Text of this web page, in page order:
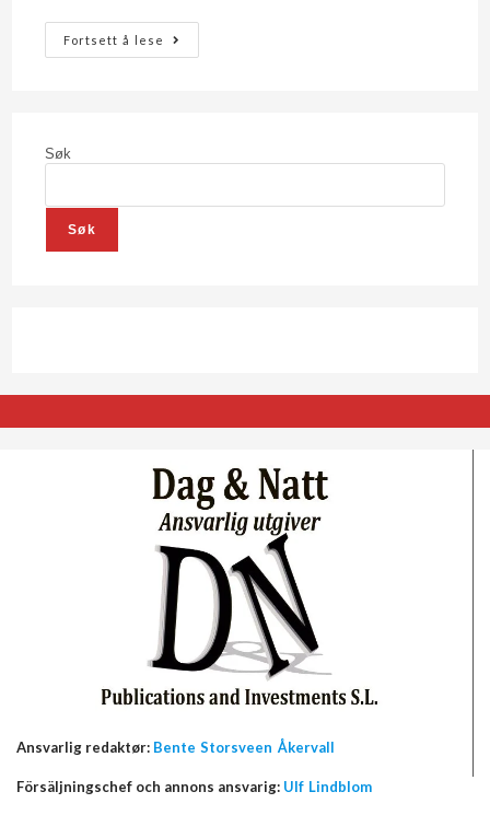
Fortsett å lese
Søk
Søk
Ansvarlig redaktør: Bente Storsveen Åkervall
Försäljningschef och annons ansvarig: Ulf Lindblom